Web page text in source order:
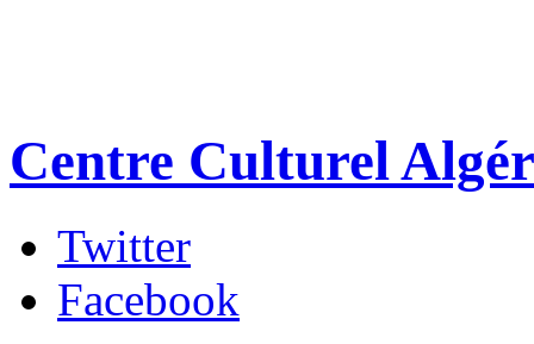
Centre Culturel
Twitter
Facebook